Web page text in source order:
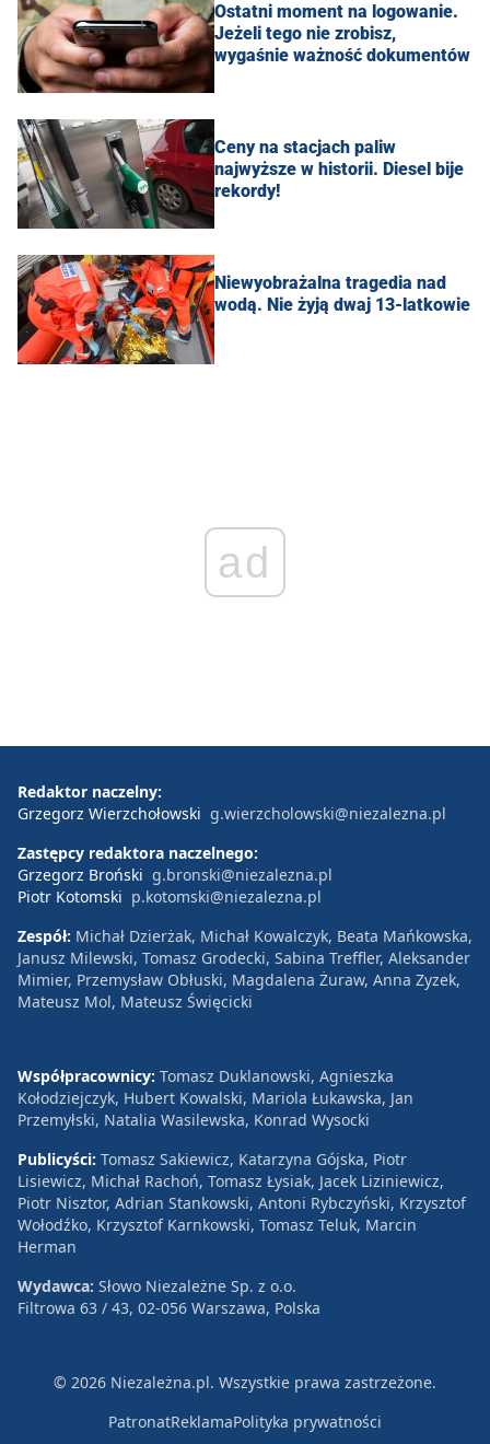
Ostatni moment na logowanie.
Jeżeli tego nie zrobisz,
wygaśnie ważność dokumentów
Ceny na stacjach paliw
najwyższe w historii. Diesel bije
rekordy!
Niewyobrażalna tragedia nad
wodą. Nie żyją dwaj 13-latkowie
ad
Redaktor naczelny:
Grzegorz Wierzchołowski g.wierzcholowski@niezalezna.pl
Zastępcy redaktora naczelnego:
Grzegorz Broński g.bronski@niezalezna.pl
Piotr Kotomski p.kotomski@niezalezna.pl
Zespół: Michał Dzierżak, Michał Kowalczyk, Beata Mańkowska,
Janusz Milewski, Tomasz Grodecki, Sabina Treffler, Aleksander
Mimier, Przemysław Obłuski, Magdalena Żuraw, Anna Zyzek,
Mateusz Mol, Mateusz Święcicki
Współpracownicy: Tomasz Duklanowski, Agnieszka
Kołodziejczyk, Hubert Kowalski, Mariola Łukawska, Jan
Przemyłski, Natalia Wasilewska, Konrad Wysocki
Publicyści: Tomasz Sakiewicz, Katarzyna Gójska, Piotr
Lisiewicz, Michał Rachoń, Tomasz Łysiak, Jacek Liziniewicz,
Piotr Nisztor, Adrian Stankowski, Antoni Rybczyński, Krzysztof
Wołodźko, Krzysztof Karnkowski, Tomasz Teluk, Marcin
Herman
Wydawca: Słowo Niezależne Sp. z o.o.
Filtrowa 63 / 43, 02-056 Warszawa, Polska
© 2026 Niezależna.pl. Wszystkie prawa zastrzeżone.
PatronatReklamaPolityka prywatności